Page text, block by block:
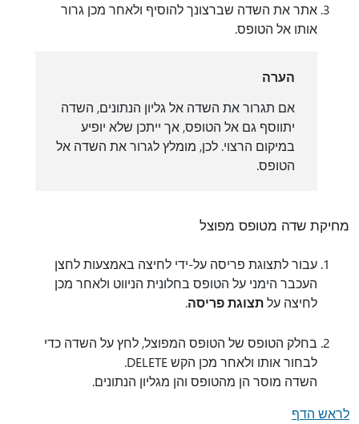
אתר את השדה שברצונך להוסיף ולאחר מכן גרור
אותו אל הטופס.
הערה
אם תגרור את השדה אל גליון הנתונים, השדה
יתווסף גם אל הטופס, אך ייתכן שלא יופיע
במיקום הרצוי. לכן, מומלץ לגרור את השדה אל
הטופס.
מחיקת שדה מטופס מפוצל
עבור לתצוגת פריסה על-ידי לחיצה באמצעות לחצן
העכבר הימני על הטופס בחלונית הניווט ולאחר מכן
לחיצה עלתצוגת פריסה.
בחלק הטופס של הטופס המפוצל, לחץ על השדה כדי
לבחור אותו ולאחר מכן הקש DELETE.
השדה מוסר הן מהטופס והן מגליון הנתונים.
לראש הדף